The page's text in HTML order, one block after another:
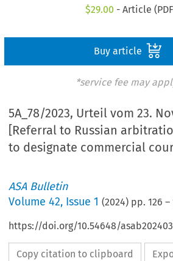
$29.00 - Article
Buy article
*service fee may
5A_78/2023, Urteil vom 23.
[Referral to Russian
to designate commercial
ASA Bulletin
Volume42, Issue 1 (2024) pp.126 –
https://doi.org/10.54648/
Copy citation to clipboard